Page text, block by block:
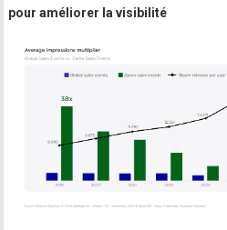
pour améliorer la visibilité